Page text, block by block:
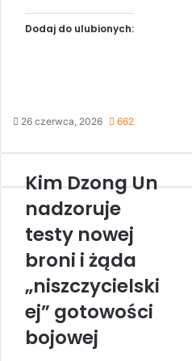
Dodaj do ulubionych:
26 czerwca, 2026 662
K
m
D
o
g
U
n
n
Kim Dzong Un
nadzoruje
testy nowej
broni i żąda
„niszczycielski
ej” gotowości
bojowej